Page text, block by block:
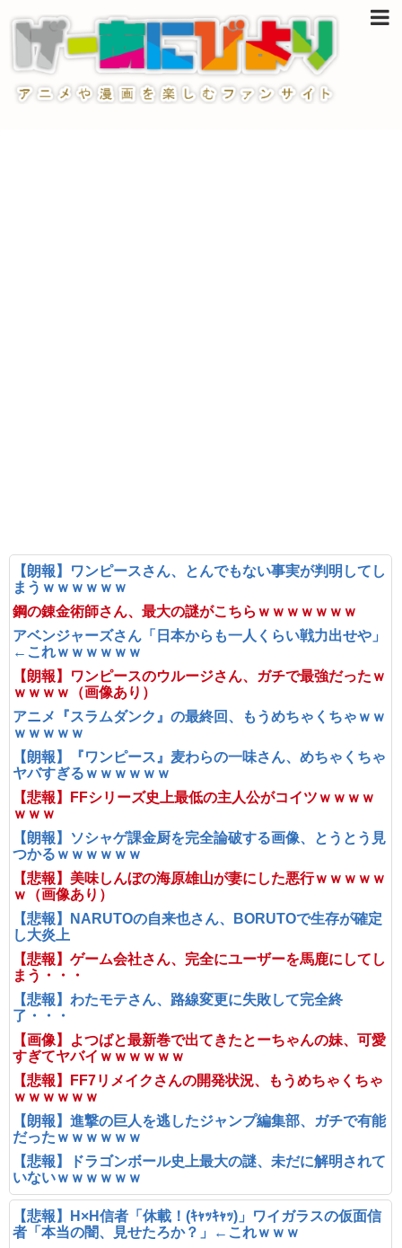
【朗報】ワンピースさん、とんでもない事実が判明してし
まうｗｗｗｗｗｗ
鋼の錬金術師さん、最大の謎がこちらｗｗｗｗｗｗｗ
アベンジャーズさん「日本からも一人くらい戦力出せや」
←これｗｗｗｗｗｗ
【朗報】ワンピースのウルージさん、ガチで最強だったｗ
ｗｗｗｗ（画像あり）
アニメ『スラムダンク』の最終回、もうめちゃくちゃｗｗ
ｗｗｗｗｗ
【朗報】『ワンピース』麦わらの一味さん、めちゃくちゃ
ヤバすぎるｗｗｗｗｗｗ
【悲報】FFシリーズ史上最低の主人公がコイツｗｗｗｗ
ｗｗｗ
【朗報】ソシャゲ課金厨を完全論破する画像、とうとう見
つかるｗｗｗｗｗｗ
【悲報】美味しんぼの海原雄山が妻にした悪行ｗｗｗｗｗ
ｗ（画像あり）
【悲報】NARUTOの自来也さん、BORUTOで生存が確定
し大炎上
【悲報】ゲーム会社さん、完全にユーザーを馬鹿にしてし
まう・・・
【悲報】わたモテさん、路線変更に失敗して完全終
了・・・
【画像】よつばと最新巻で出てきたとーちゃんの妹、可愛
すぎてヤバイｗｗｗｗｗｗ
【悲報】FF7リメイクさんの開発状況、もうめちゃくちゃ
ｗｗｗｗｗｗ
【朗報】進撃の巨人を逃したジャンプ編集部、ガチで有能
だったｗｗｗｗｗｗ
【悲報】ドラゴンボール史上最大の謎、未だに解明されて
いないｗｗｗｗｗｗ
【悲報】H×H信者「休載！(ｷｬｯｷｬｯ)」ワイガラスの仮面信
者「本当の闇、見せたろか？」←これｗｗｗ